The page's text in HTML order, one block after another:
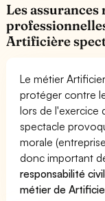
Les
Artificière
Le métier
protéger contre
lors de l'exercice
spectacle
morale
donc important
responsabilité
métier de